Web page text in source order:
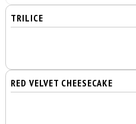
TRILICE
RED VELVET CHEESECAKE